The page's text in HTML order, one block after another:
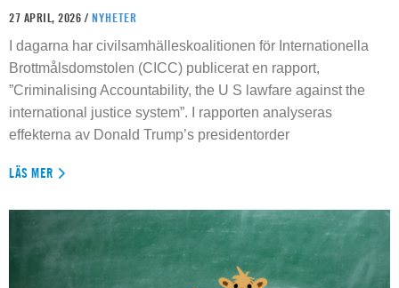
27 APRIL, 2026 / NYHETER
I dagarna har civilsamhälleskoalitionen för Internationella
Brottmålsdomstolen (CICC) publicerat en rapport,
”Criminalising Accountability, the U S lawfare against the
international justice system”. I rapporten analyseras
effekterna av Donald Trump’s presidentorder
LÄS MER